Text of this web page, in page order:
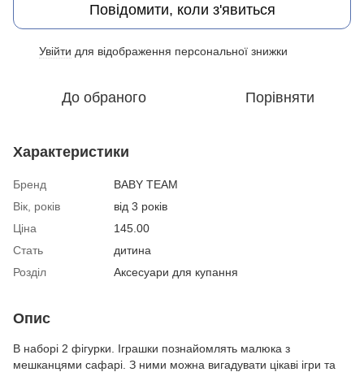
Повідомити, коли з'явиться
Увійти для відображення персональної знижки
До обраного Порівняти
Характеристики
Бренд
BABY TEAM
Вік, років
від 3 років
Ціна
145.00
Стать
дитина
Розділ
Аксесуари для купання
Опис
В наборі 2 фігурки. Іграшки познайомлять малюка з
мешканцями сафарі. З ними можна вигадувати цікаві ігри та